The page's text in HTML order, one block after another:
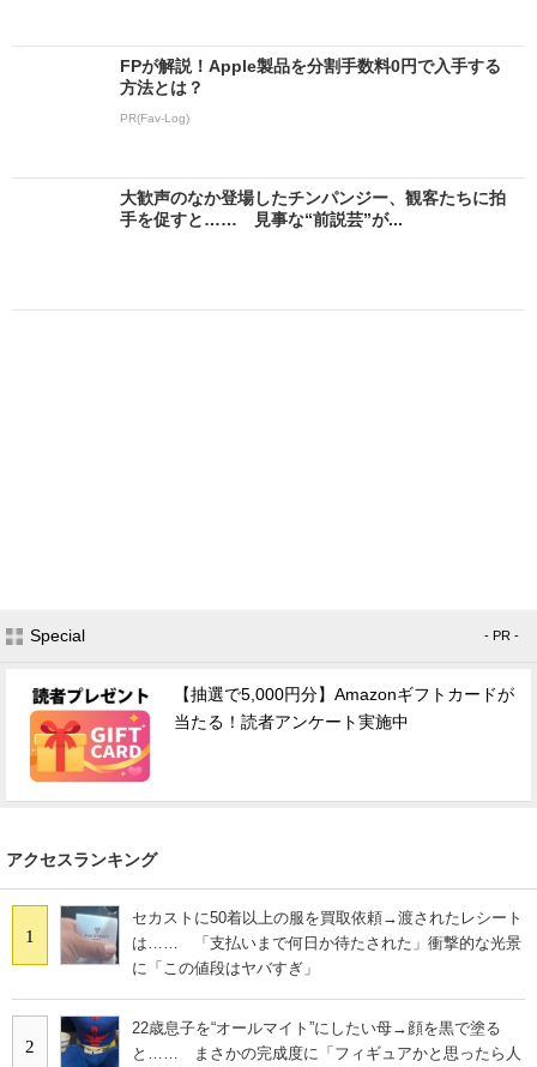
FPが解説！Apple製品を分割手数料0円で入手する
方法とは？
PR(Fav-Log)
大歓声のなか登場したチンパンジー、観客たちに拍
手を促すと…… 見事な“前説芸”が...
Special - PR -
【抽選で5,000円分】Amazonギフトカードが
当たる！読者アンケート実施中
アクセスランキング
1
セカストに50着以上の服を買取依頼→渡されたレシート
は…… 「支払いまで何日か待たされた」衝撃的な光景
に「この値段はヤバすぎ」
2
22歳息子を“オールマイト”にしたい母→顔を黒で塗る
と…… まさかの完成度に「フィギュアかと思ったら人